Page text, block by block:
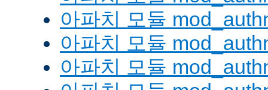
아파치 모듈
아파치 모듈
아파치 모듈